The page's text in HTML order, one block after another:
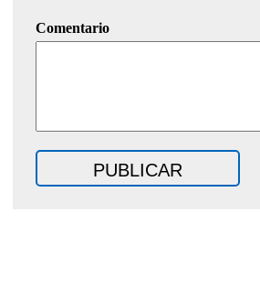
Comentario